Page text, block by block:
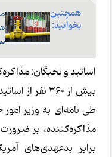
همچنین
بخوانید:
اساتید و نخبگان:
بیش از 360
طی نامه‌ای به وزیر
مذاکره‌کننده، بر
برابر بدعهدی‌های